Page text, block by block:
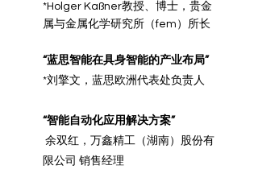
*Holger Kaßner教授、博士，贵金
属与金属化学研究所（fem）所长
“蓝思智能在具身智能的产业布局”
*刘擎文，蓝思欧洲代表处负责人
“智能自动化应用解决方案”
余双红，万鑫精工（湖南）股份有
限公司 销售经理